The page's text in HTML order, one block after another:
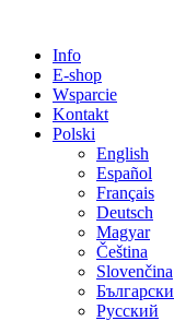
Info
E-shop
Wsparcie
Kontakt
Polski
English
Español
Français
Deutsch
Magyar
Čeština
Slovenčina
Български
Русский